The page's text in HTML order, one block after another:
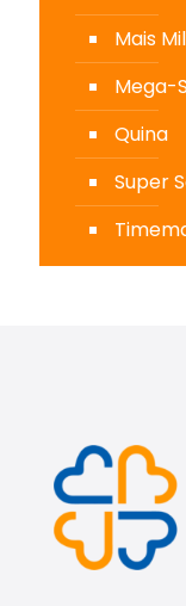
Mais
Mega-
Quina
Super